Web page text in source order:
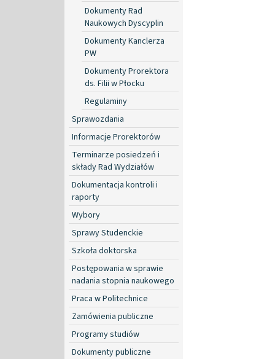
Dokumenty Rad
Naukowych Dyscyplin
Dokumenty Kanclerza
PW
Dokumenty Prorektora
ds. Filii w Płocku
Regulaminy
Sprawozdania
Informacje Prorektorów
Terminarze posiedzeń i
składy Rad Wydziałów
Dokumentacja kontroli i
raporty
Wybory
Sprawy Studenckie
Szkoła doktorska
Postępowania w sprawie
nadania stopnia naukowego
Praca w Politechnice
Zamówienia publiczne
Programy studiów
Dokumenty publiczne